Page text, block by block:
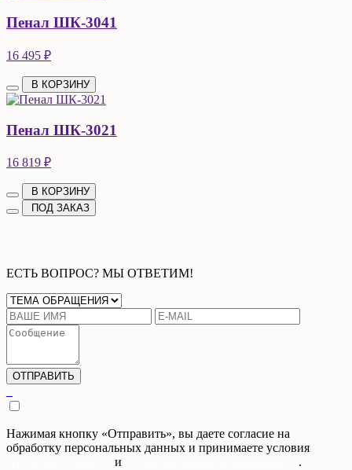
Пенал ШК-3041
16 495 ₽
В КОРЗИНУ
Пенал ШК-3021
16 819 ₽
В КОРЗИНУ
ПОД ЗАКАЗ
ЕСТЬ ВОПРОС? МЫ ОТВЕТИМ!
Нажимая кнопку «Отправить», вы даете согласие на
обработку персональных данных и принимаете условия
и .